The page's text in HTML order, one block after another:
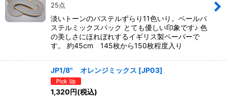
並び順:
絞り込む
25点
淡いトーンのパステルずらり11色いり。ペールパ
ステルミックスパック とても優しい印象です♪ 色
の美しさにほれぼれするイギリス製ペーパーで
す。 約45cm 145枚から150枚程度入り
JP1/8" オレンジミックス [JP03]
1,320円(税込)